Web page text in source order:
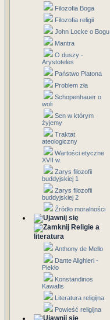
Filozofia Boga
Filozofia religii
John Locke o Bogu
Mantra
O duszy -
Arystoteles
Państwo Platona
Problem zła
Schopenhauer o
woli
Sen w którym
żyjemy
Traktat
ateologiczny
Wartości etyczne
XVII w.
Zarys filozofii
buddyjskiej 1
Zarys filozofii
buddyjskiej 2
Źródło moralności
Religie a
literatura
Anthony de Mello
Dante Alighieri -
Piekło
Konstandinos
Kawafis
Literatura religijna
Powieść religijna